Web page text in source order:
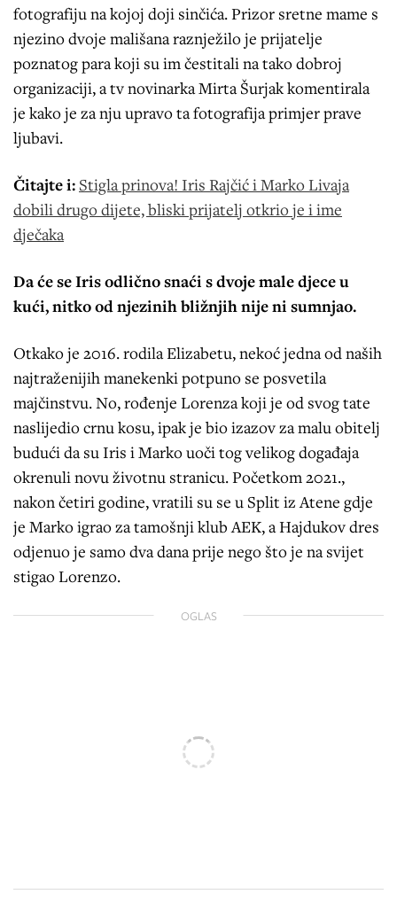
fotografiju na kojoj doji sinčića. Prizor sretne mame s
njezino dvoje mališana raznježilo je prijatelje
poznatog para koji su im čestitali na tako dobroj
organizaciji, a tv novinarka Mirta Šurjak komentirala
je kako je za nju upravo ta fotografija primjer prave
ljubavi.
Čitajte i: Stigla prinova! Iris Rajčić i Marko Livaja
dobili drugo dijete, bliski prijatelj otkrio je i ime
dječaka
Da će se Iris odlično snaći s dvoje male djece u
kući, nitko od njezinih bližnjih nije ni sumnjao.
Otkako je 2016. rodila Elizabetu, nekoć jedna od naših
najtraženijih manekenki potpuno se posvetila
majčinstvu. No, rođenje Lorenza koji je od svog tate
naslijedio crnu kosu, ipak je bio izazov za malu obitelj
budući da su Iris i Marko uoči tog velikog događaja
okrenuli novu životnu stranicu. Početkom 2021.,
nakon četiri godine, vratili su se u Split iz Atene gdje
je Marko igrao za tamošnji klub AEK, a Hajdukov dres
odjenuo je samo dva dana prije nego što je na svijet
stigao Lorenzo.
OGLAS